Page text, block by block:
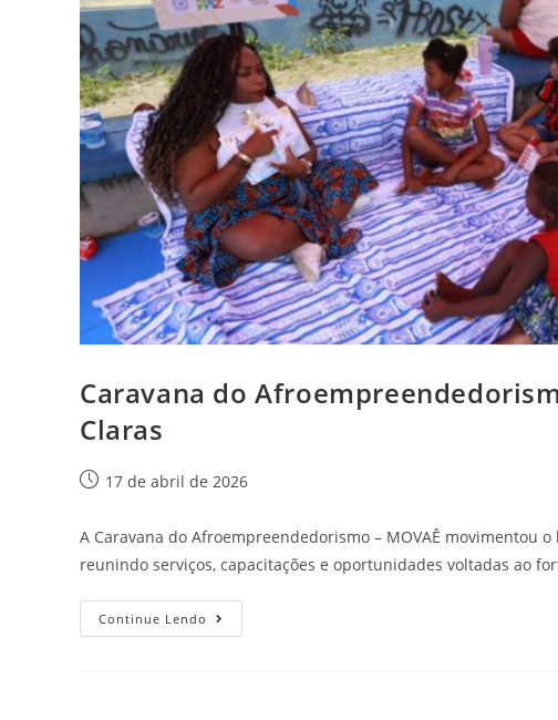
Caravana do
Claras
17 de abril de 2026
A Caravana do Afroempreendedorismo – MOVAÊ movimentou
reunindo serviços, capacitações e oportunidades voltadas ao
Continue Lendo